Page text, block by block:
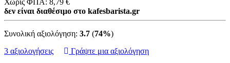
δεν είναι διαθέσιμο στο kafesbarista.gr
Συνολική αξιολόγηση: 3.7 (74%)
3 αξιολογήσεις
Γράψτε μια αξιολόγηση